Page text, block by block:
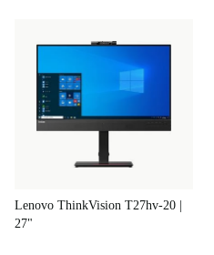
Lenovo ThinkVision T27hv-20 |
27"